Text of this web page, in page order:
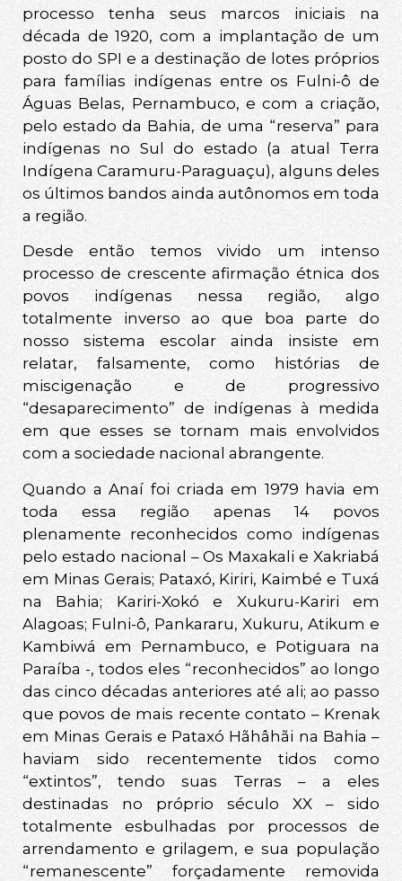
processo tenha seus marcos iniciais na
década de 1920, com a implantação de um
posto do SPI e a destinação de lotes próprios
para famílias indígenas entre os Fulni-ô de
Águas Belas, Pernambuco, e com a criação,
pelo estado da Bahia, de uma “reserva” para
indígenas no Sul do estado (a atual Terra
Indígena Caramuru-Paraguaçu), alguns deles
os últimos bandos ainda autônomos em toda
a região.
Desde então temos vivido um intenso
processo de crescente afirmação étnica dos
povos indígenas nessa região, algo
totalmente inverso ao que boa parte do
nosso sistema escolar ainda insiste em
relatar, falsamente, como histórias de
miscigenação e de progressivo
“desaparecimento” de indígenas à medida
em que esses se tornam mais envolvidos
com a sociedade nacional abrangente.
Quando a Anaí foi criada em 1979 havia em
toda essa região apenas 14 povos
plenamente reconhecidos como indígenas
pelo estado nacional – Os Maxakali e Xakriabá
em Minas Gerais; Pataxó, Kiriri, Kaimbé e Tuxá
na Bahia; Kariri-Xokó e Xukuru-Kariri em
Alagoas; Fulni-ô, Pankararu, Xukuru, Atikum e
Kambiwá em Pernambuco, e Potiguara na
Paraíba -, todos eles “reconhecidos” ao longo
das cinco décadas anteriores até ali; ao passo
que povos de mais recente contato – Krenak
em Minas Gerais e Pataxó Hãhâhãi na Bahia –
haviam sido recentemente tidos como
“extintos”, tendo suas Terras – a eles
destinadas no próprio século XX – sido
totalmente esbulhadas por processos de
arrendamento e grilagem, e sua população
“remanescente” forçadamente removida